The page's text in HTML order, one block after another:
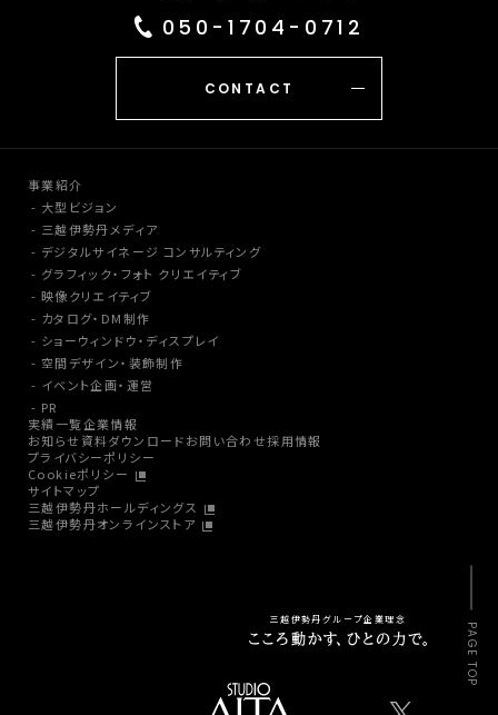
050-1704-0712
CONTACT
事業紹介
大型ビジョン
三越伊勢丹メディア
デジタルサイネージ コンサルティング
グラフィック・フォト クリエイティブ
映像クリエイティブ
カタログ・DM制作
ショーウィンドウ・ディスプレイ
空間デザイン・装飾制作
イベント企画・運営
PR
実績一覧企業情報
お知らせ 資料ダウンロードお問い合わせ採用情報
プライバシーポリシー
Cookieポリシー
サイトマップ
三越伊勢丹ホールディングス
三越伊勢丹オンラインストア
三越伊勢丹グループ企業理念
PAGE TOP